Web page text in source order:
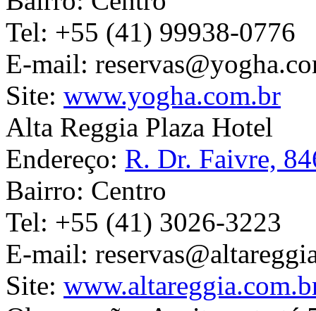
Tel: +55 (41) 99938-0776
E-mail:
Site: www.yogha.com.br
Alta Reggia Plaza Hotel
Endereço: R. Dr. Faivre,
Bairro: Centro
Tel: +55 (41) 3026-3223
E-mail:
Site: